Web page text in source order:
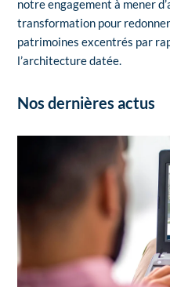
notre engagement à mener
transformation pour
patrimoines excentrés par
l’architecture datée.
Nos dernières actus